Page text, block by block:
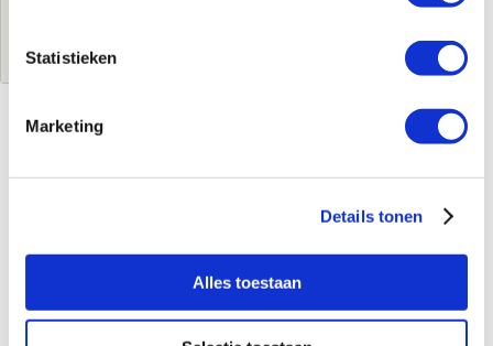
Statistieken
Marketing
Details tonen
Alles toestaan
Kogelkraan